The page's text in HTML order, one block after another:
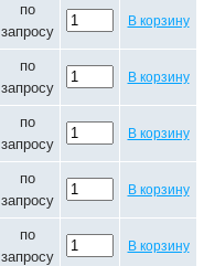
по
запросу
В корзину
по
запросу
В корзину
по
запросу
В корзину
по
запросу
В корзину
по
запросу
В корзину